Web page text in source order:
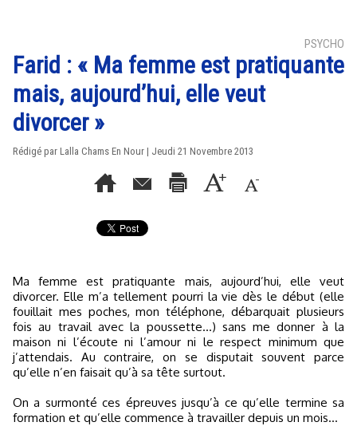
PSYCHO
Farid : « Ma femme est pratiquante
mais, aujourd’hui, elle veut
divorcer »
Rédigé par Lalla Chams En Nour | Jeudi 21 Novembre 2013
Ma femme est pratiquante mais, aujourd’hui, elle veut
divorcer. Elle m’a tellement pourri la vie dès le début (elle
fouillait mes poches, mon téléphone, débarquait plusieurs
fois au travail avec la poussette...) sans me donner à la
maison ni l’écoute ni l’amour ni le respect minimum que
j’attendais. Au contraire, on se disputait souvent parce
qu’elle n’en faisait qu’à sa tête surtout.
On a surmonté ces épreuves jusqu’à ce qu’elle termine sa
formation et qu’elle commence à travailler depuis un mois...